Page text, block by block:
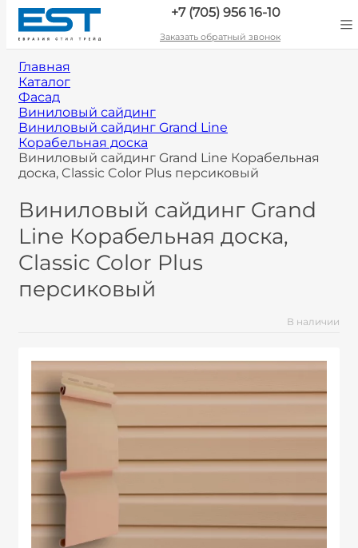
+7 (705) 956 16-10
Заказать обратный звонок
Главная
Каталог
Фасад
Виниловый сайдинг
Виниловый сайдинг Grand Line
Корабельная доска
Виниловый сайдинг Grand Line Корабельная
доска, Classic Color Plus персиковый
Виниловый сайдинг Grand
Line Корабельная доска,
Classic Color Plus
персиковый
В наличии